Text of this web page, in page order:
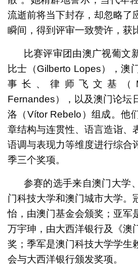
流逝前将当下封存，却忽略了
瞬间，得到评审一致赞许，获
比赛评审团由澳广视葡文
比士（Gilberto Lopes），澳
事长、律师飞文基（
Fernandes），以及澳门论坛
洛（Vítor Rebelo）组成。他
章结构与连贯性、语言造诣、
语调与表现力等维度进行综合
季三个奖项。
参赛的选手来自澳门大学
门科技大学和澳门城市大学。
怡，由澳门基金会颁奖；亚军
万宇珅，由大西洋银行及《澳
奖；季军是澳门科技大学学生
会与大西洋银行颁发奖项。